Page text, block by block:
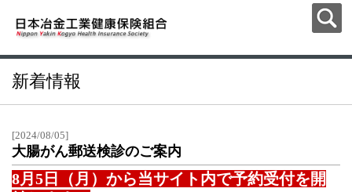
新着情報
[2024/08/05]
大腸がん郵送検診のご案内
8月5日（月）から当サイト内で予約受付を開